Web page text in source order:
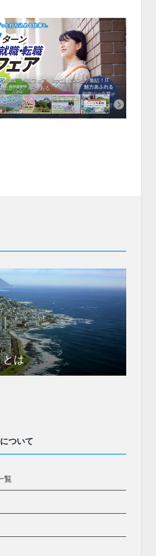
ン就職・転職フェア」in大阪 に30社が集結！IT
山のリアル”がある
とは
ついて
覧